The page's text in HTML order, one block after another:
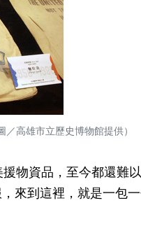
高雄市立歷史博物館提供）
物資品，至今都還難
來到這裡，就是一包